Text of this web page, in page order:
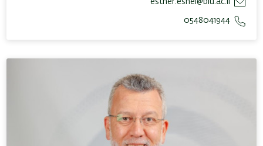
esther.eshel@biu.ac.il
0548041944